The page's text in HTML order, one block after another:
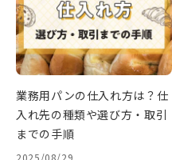
業務用パンの仕入れ方は？仕
入れ先の種類や選び方・取引
までの手順
2025/08/29